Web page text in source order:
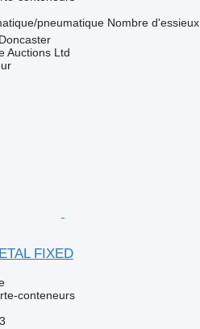
pneumatique Nombre d'essieux
Auctions Ltd
FIXED
conteneurs
3